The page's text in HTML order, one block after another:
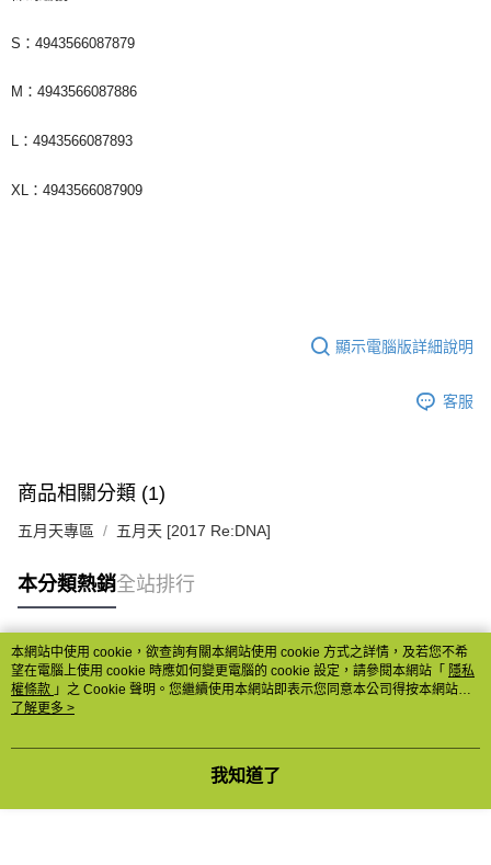
每筆NT$85，滿NT$1,000(含以上)免運費
海外地區配送
S：4943566087879
M：4943566087886
L：4943566087893
XL：4943566087909
顯示電腦版詳細說明
客服
商品相關分類 (1)
五月天專區 五月天 [2017 Re:DNA]
本分類熱銷全站排行
熱門標籤
本網站中使用 cookie，欲查詢有關本網站使用 cookie 方式之詳情，及若您不希
望在電腦上使用 cookie 時應如何變更電腦的 cookie 設定，請參閱本網站「 隱私
權條款 」之 Cookie 聲明。您繼續使用本網站即表示您同意本公司得按本網站使
用條款之 Cookie 聲明使用 cookie。
了解更多 >
我知道了